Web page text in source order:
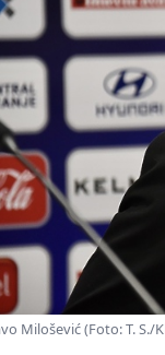
Milošević (Foto: T. S./